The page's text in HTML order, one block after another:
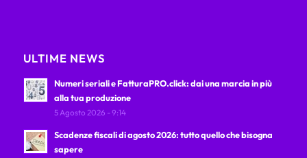
ULTIME NEWS
Numeri seriali e FatturaPRO.click: dai una marcia in più
alla tua produzione
5 Agosto 2026 - 9:14
Scadenze fiscali di agosto 2026: tutto quello che bisogna
sapere